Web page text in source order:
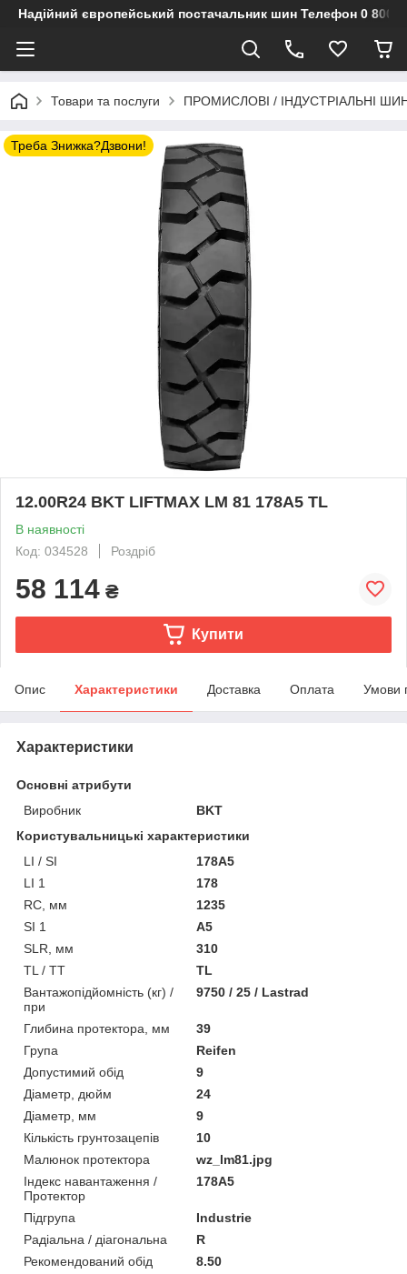
Надійний європейський постачальник шин Телефон 0 800
Товари та послуги ПРОМИСЛОВІ / ІНДУСТРІАЛЬНІ
Треба Знижка?Дзвони!
12.00R24 BKT LIFTMAX LM 81 178A5 TL
В наявності
Код: 034528
Роздріб
58 114 ₴
Купити
Опис Характеристики Доставка Оплата Умови
Характеристики
Основні атрибути
Виробник
BKT
Користувальницькі характеристики
LI / SI
178A5
LI 1
178
RC, мм
1235
SI 1
A5
SLR, мм
310
TL / TT
TL
Вантажопідйомність (кг) /
при
9750 / 25 / Lastrad
Глибина протектора, мм
39
Група
Reifen
Допустимий обід
9
Діаметр, дюйм
24
Діаметр, мм
9
Кількість грунтозацепів
10
Малюнок протектора
wz_lm81.jpg
Індекс навантаження /
Протектор
178A5
Підгрупа
Industrie
Радіальна / діагональна
R
Рекомендований обід
8.50